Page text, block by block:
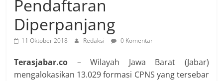
Pendaftaran
Diperpanjang
11 Oktober 2018 Redaksi 0 Komentar
Terasjabar.co – Wilayah Jawa Barat (Jabar)
mengalokasikan 13.029 formasi CPNS yang tersebar